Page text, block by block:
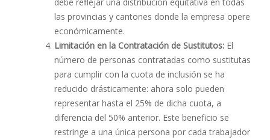
debe reflejar una distribución equitativa en todas
las provincias y cantones donde la empresa opere
económicamente.
Limitación en la Contratación de Sustitutos: El
número de personas contratadas como sustitutas
para cumplir con la cuota de inclusión se ha
reducido drásticamente: ahora solo pueden
representar hasta el 25% de dicha cuota, a
diferencia del 50% anterior. Este beneficio se
restringe a una única persona por cada trabajador